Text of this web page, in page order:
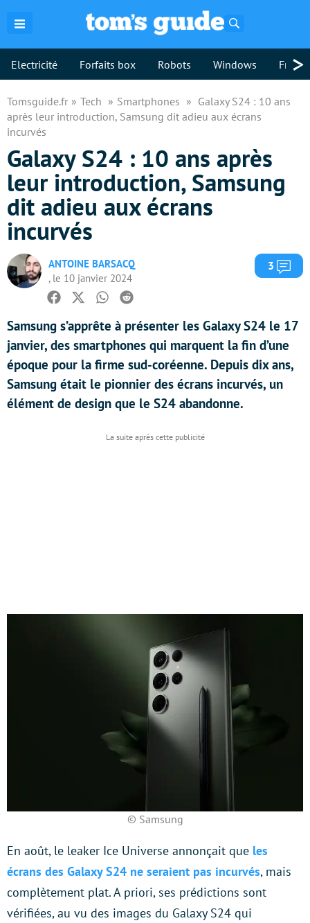
Electricité Forfaits box Robots Windows >
Tomsguide.fr Tech Smartphones
Galaxy S24 : 10 ans
après leur introduction, Samsung dit adieu aux écrans
incurvés
Galaxy S24 : 10 ans après
leur introduction, Samsung
dit adieu aux écrans
incurvés
ANTOINE BARSACQ
, le 10 janvier 2024
3
Facebook
TwitterWhatsapp
Reddit
Samsung s’apprête à présenter les Galaxy S24 le 17
janvier, des smartphones qui marquent la fin d’une
époque pour la firme sud-coréenne. Depuis dix ans,
Samsung était le pionnier des écrans incurvés, un
élément de design que le S24 abandonne.
© Samsung
En août, le leaker Ice Universe annonçait que les
écrans des Galaxy S24 ne seraient pas incurvés, mais
complètement plat. A priori, ses prédictions sont
vérifiées, au vu des images du Galaxy S24 qui